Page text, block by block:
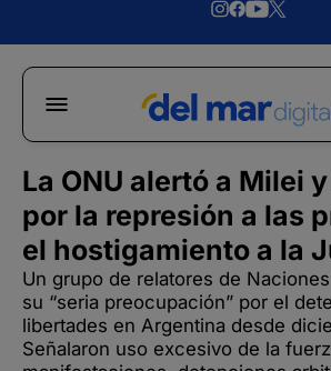
La ONU alertó a Milei
por la represión a las
el hostigamiento a la
Un grupo de relatores de
su “seria preocupación” por el
libertades en Argentina desde
Señalaron uso excesivo de la